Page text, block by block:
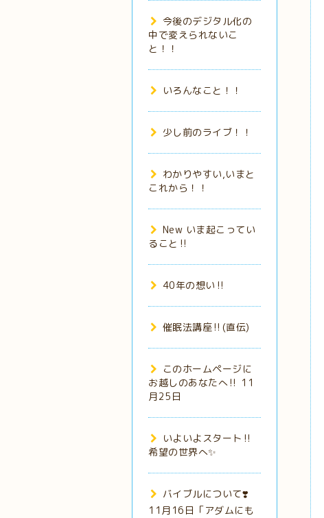
今後のデジタル化の
中で変えられないこ
と！！
いろんなこと！！
少し前のライブ！！
わかりやすい,いまと
これから！！
New いま起こってい
ること‼️
40年の想い‼️
催眠法講座‼️(直伝)
このホームページに
お越しのあなたへ‼️ 11
月25日
いよいよスタート‼️
希望の世界へ✨
バイブルについて❣️
11月16日「アダムにも